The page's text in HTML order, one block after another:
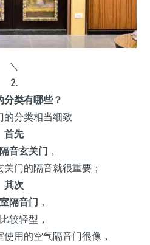
＼
2.
分类有哪些？
的分类相当细致
首先
音玄关门 ，
门的隔音就很重要；
其次
隔音门 ，
较轻型，
用的空气隔音门很像，